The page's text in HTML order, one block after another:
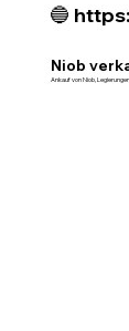
🔵
Niob
Ankauf von Niob,